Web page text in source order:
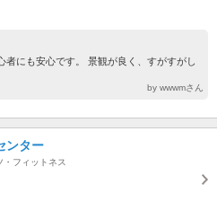
者にも安心です。 景観が良く、すがすがし
by wwwmさん
ンター
・フィットネス